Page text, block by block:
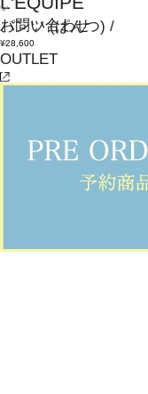
お問い合わせ
OUTLET
パンツ(ぱんつ) /
¥28,600